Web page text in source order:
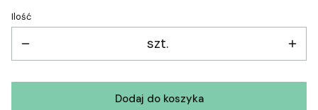
Ilość
szt.
Dodaj do koszyka